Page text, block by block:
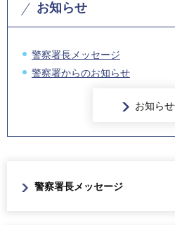
お知らせ
警察署長メッセージ
警察署からのお知らせ
お知ら
警察署長メッセージ